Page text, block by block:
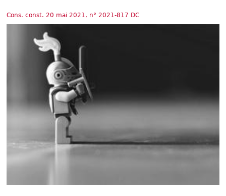
Cons. const. 20 mai 2021, n° 2021-817 DC